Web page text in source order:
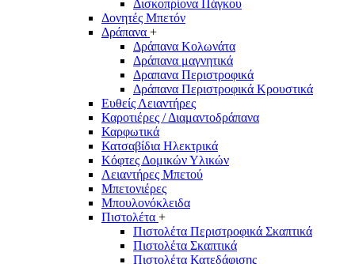
Δισκοπρίονα Πάγκου
Δονητές Μπετόν
Δράπανα +
Δράπανα Κολωνάτα
Δράπανα μαγνητικά
Δραπανα Περιστροφικά
Δράπανα Περιστροφικά Κρουστικά
Ευθείς Λειαντήρες
Καροτιέρες / Διαμαντοδράπανα
Καρφωτικά
Κατσαβίδια Ηλεκτρικά
Κόφτες Δομικών Υλικών
Λειαντήρες Μπετού
Μπετονιέρες
Μπουλονόκλειδα
Πιστολέτα +
Πιστολέτα Περιστροφικά Σκαπτικά
Πιστολέτα Σκαπτικά
Πιστολέτα Κατεδάφισης